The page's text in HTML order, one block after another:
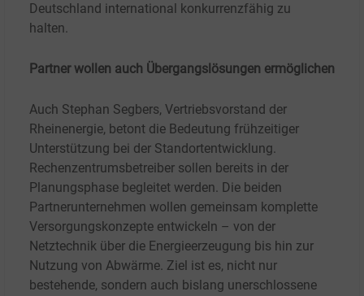
Deutschland international konkurrenzfähig zu
halten.
Partner wollen auch Übergangslösungen ermöglichen
Auch Stephan Segbers, Vertriebsvorstand der
Rheinenergie, betont die Bedeutung frühzeitiger
Unterstützung bei der Standortentwicklung.
Rechenzentrumsbetreiber sollen bereits in der
Planungsphase begleitet werden. Die beiden
Partnerunternehmen wollen gemeinsam komplette
Versorgungskonzepte entwickeln – von der
Netztechnik über die Energieerzeugung bis hin zur
Nutzung von Abwärme. Ziel ist es, nicht nur
bestehende, sondern auch bislang unerschlossene